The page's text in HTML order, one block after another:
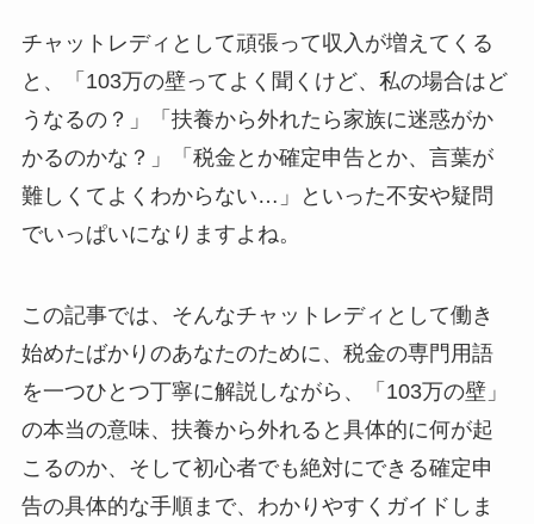
チャットレディとして頑張って収入が増えてくる
と、「103万の壁ってよく聞くけど、私の場合はど
うなるの？」「扶養から外れたら家族に迷惑がか
かるのかな？」「税金とか確定申告とか、言葉が
難しくてよくわからない…」といった不安や疑問
でいっぱいになりますよね。
この記事では、そんなチャットレディとして働き
始めたばかりのあなたのために、税金の専門用語
を一つひとつ丁寧に解説しながら、「103万の壁」
の本当の意味、扶養から外れると具体的に何が起
こるのか、そして初心者でも絶対にできる確定申
告の具体的な手順まで、わかりやすくガイドしま